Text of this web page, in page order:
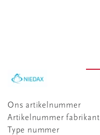
Ons artikelnummer
Artikelnummer fabrikant
Type nummer